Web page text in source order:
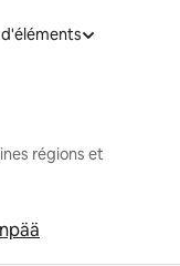
régions et